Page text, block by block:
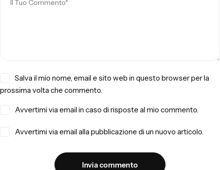
Salva il mio nome, email e sito web in questo browser per la
prossima volta che commento.
Avvertimi via email in caso di risposte al mio commento.
Avvertimi via email alla pubblicazione di un nuovo articolo.
Invia commento